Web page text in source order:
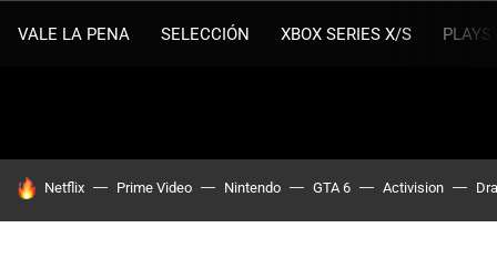
VALE LA PENA SELECCIÓN XBOX SERIES X/S
HOY SE HABLA DE
Netflix Prime Video Nintendo GTA 6 Activision